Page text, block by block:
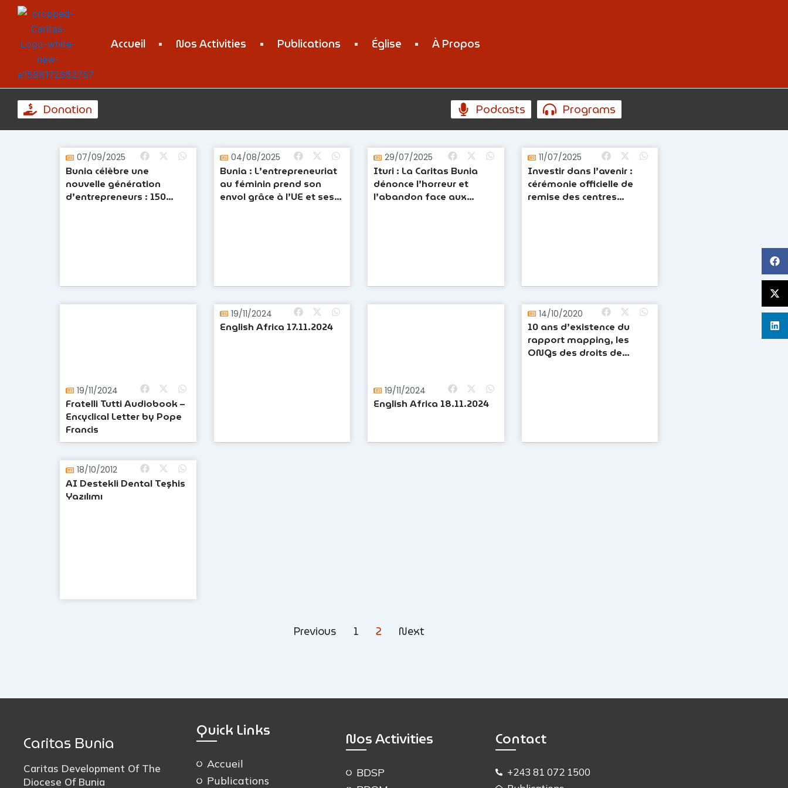
Skip
content
Accueil Nos Activities Publications Église À Propos
Donation Podcasts Programs
07/09/2025
Bunia célèbre une
nouvelle génération
d’entrepreneurs : 150
04/08/2025
Bunia : L’entrepreneuriat
au féminin prend son
envol grâce à l’UE et ses
29/07/2025
Ituri : La Caritas Bunia
dénonce l’horreur et
l’abandon face aux
11/07/2025
Investir dans l’avenir :
cérémonie officielle de
remise des centres
19/11/2024
Fratelli Tutti Audiobook –
Encyclical Letter by Pope
Francis
19/11/2024
English Africa 17.11.2024
19/11/2024
English Africa 18.11.2024
14/10/2020
10 ans d’existence du
rapport mapping, les
ONGs des droits de
18/10/2012
AI Destekli Dental Teşhis
Yazılımı
Previous
Page
1
Page
2 Next
Caritas Bunia
Caritas Development Of The
Diocese Of Bunia
Quick Links
Accueil
Publications
Nos Activities
BDSP
Contact
+243 81 072 1500